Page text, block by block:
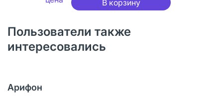
В корзину
Пользователи также
интересовались
Арифон